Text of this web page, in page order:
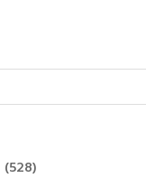
(528)